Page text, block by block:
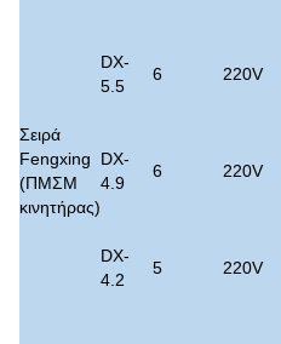
Σειρά
Fengxing
(ΠΜΣΜ
κινητήρας)
DX-
5.5
6 220V
DX-
4.9
6 220V
DX-
4.2
5 220V